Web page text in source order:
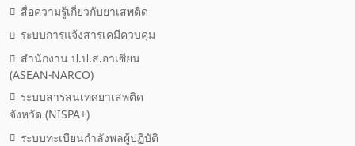
สื่อความรู้เกี่ยวกับยาเสพติด
ระบบการแจ้งสารเคมีควบคุม
สำนักงาน ป.ป.ส.อาเซียน
(ASEAN-NARCO)
ระบบสารสนเทศยาเสพติด
จังหวัด (NISPA+)
ระบบทะเบียนกำลังพลผู้ปฏิบัติ